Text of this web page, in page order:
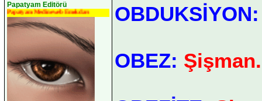
Papatyam Editörü
Papatyam Medineweb Emekdarı OBDUKSİYON:
OBEZ: Şişman.